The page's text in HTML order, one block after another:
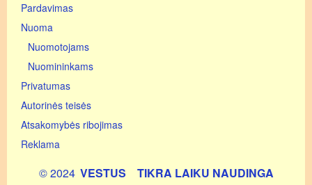
Pardavimas
Nuoma
Nuomotojams
Nuomininkams
Privatumas
Autorinės teisės
Atsakomybės ribojimas
Reklama
© 2024 VESTUS TIKRA LAIKU NAUDINGA